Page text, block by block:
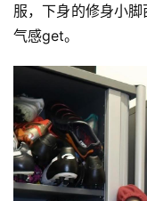
服，下身的修身小
气感get。